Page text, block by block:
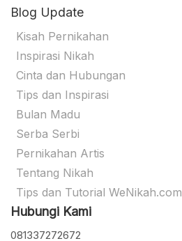
Blog Update
Kisah Pernikahan
Inspirasi Nikah
Cinta dan Hubungan
Tips dan Inspirasi
Bulan Madu
Serba Serbi
Pernikahan Artis
Tentang Nikah
Tips dan Tutorial WeNikah.com
Hubungi Kami
081337272672